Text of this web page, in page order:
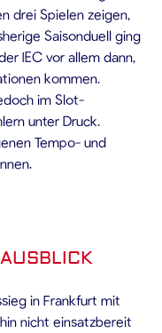
drei Spielen zeigen,
Saisonduell ging
IEC vor allem dann,
kommen.
im Slot-
unter Druck.
Tempo- und
in Frankfurt mit
nicht einsatzbereit